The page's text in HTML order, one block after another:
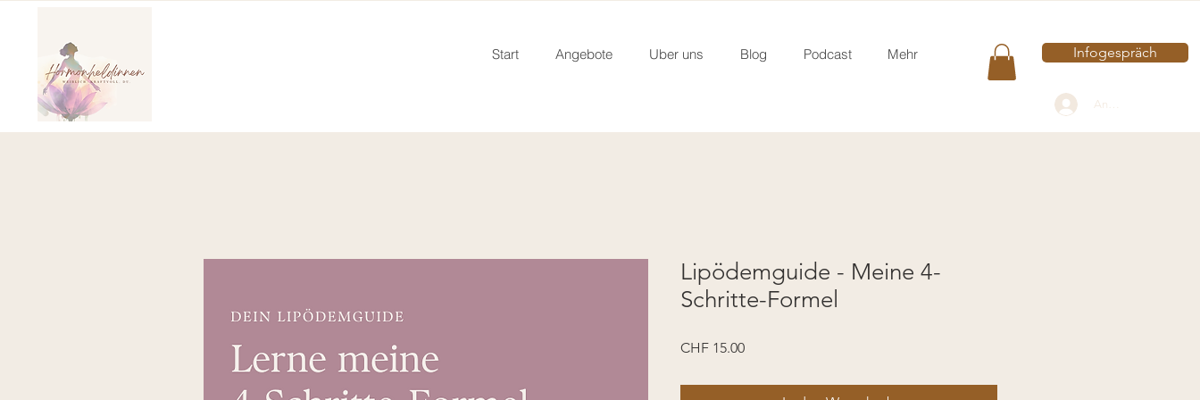
Start Angebote Uber uns Blog Podcast Mehr Infogespräch
Anmelden
Lipödemguide - Meine 4-
Schritte-Formel
CHF 15.00Preis